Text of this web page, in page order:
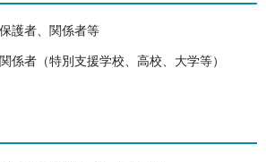
護者、関係者等
係者（特別支援学校、高校、大学等）